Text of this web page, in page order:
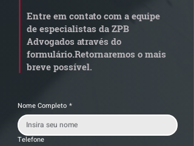
dívida condominial
anterior?
Entre em contato com a equipe
de especialistas da ZPB
Advogados através do
formulário.Retornaremos o mais
breve possível.
Nome Completo *
Telefone